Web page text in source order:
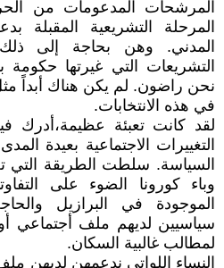
المرشحات المدعومات من
المرحلة التشريعية المقبلة
المدني. وهن بحاجة إلى
التشريعات التي غيرتها حكومة
نحن راضون. لم يكن هناك أبداً
في هذه الانتخابات.
لقد كانت تعبئة عظيمة،أدرك
التغييرات الاجتماعية بعيدة
السياسة. سلطت الطريقة التي
وباء كورونا الضوء على
الموجودة في البرازيل
سياسيين لديهم ملف أجتماعي
لمطالب غالبية السكان.
النساء اللواتي ندعمهن لديهن